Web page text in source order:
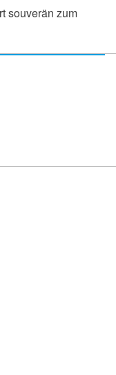
souverän zum